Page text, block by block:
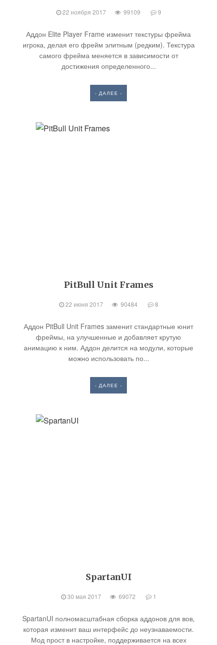
22 ноября 2017 99109 9
Аддон Elite Player Frame изменит текстуры фрейма
игрока, делая его фрейм элитным (редким). Текстура
самого фрейма меняется в зависимости от
достижения определенного...
- ДАЛЕЕ -
PitBull Unit Frames
22 июня 2017 90484 8
Аддон PitBull Unit Frames заменит стандартные юнит
фреймы, на улучшенные и добавляет крутую
анимацию к ним. Аддон делится на модули, которые
можно использовать по...
- ДАЛЕЕ -
SpartanUI
30 мая 2017 69072 1
SpartanUI полномасштабная сборка аддонов для вов,
которая изменит ваш интерфейс до неузнаваемости.
Мод прост в настройке, поддерживается на всех